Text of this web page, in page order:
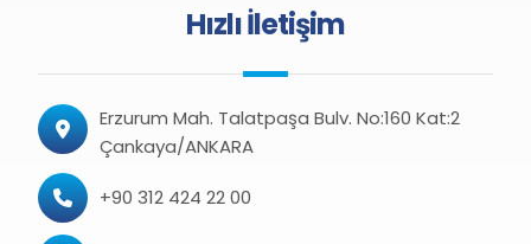
Hızlı İletişim
Erzurum Mah. Talatpaşa Bulv. No:160 Kat:2
Çankaya/ANKARA
+90 312 424 22 00